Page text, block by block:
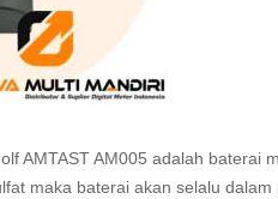
AMTAST AM005 adalah baterai
maka baterai akan selalu